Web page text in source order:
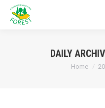
DAILY
You are
Home